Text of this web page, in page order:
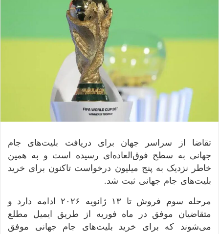
تقاضا از سراسر جهان برای دریافت بلیت‌های جام
جهانی به سطح فوق‌العاده‌ای رسیده است و به همین
خاطر نزدیک به پنج میلیون درخواست تاکنون برای خرید
بلیت‌های جام جهانی ثبت شد.
مرحله سوم فروش تا ۱۳ ژانویه ۲۰۲۶ ادامه دارد و
متقاضیان موفق در ماه فوریه از طریق ایمیل مطلع
می‌شوند که برای خرید بلیت‌های جام جهانی موفق